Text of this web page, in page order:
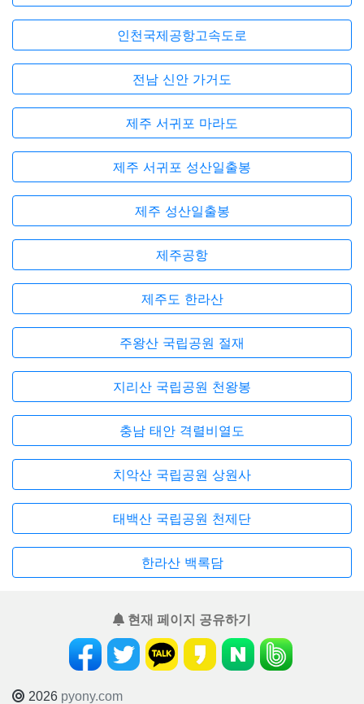
인천국제공항고속도로
전남 신안 가거도
제주 서귀포 마라도
제주 서귀포 성산일출봉
제주 성산일출봉
제주공항
제주도 한라산
주왕산 국립공원 절재
지리산 국립공원 천왕봉
충남 태안 격렬비열도
치악산 국립공원 상원사
태백산 국립공원 천제단
한라산 백록담
현재 페이지 공유하기
2026 pyony.com